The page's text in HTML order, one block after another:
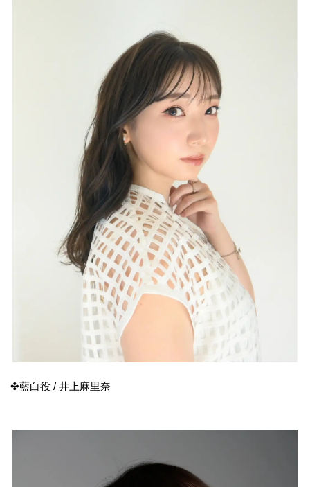
✤藍白役 / 井上麻里奈